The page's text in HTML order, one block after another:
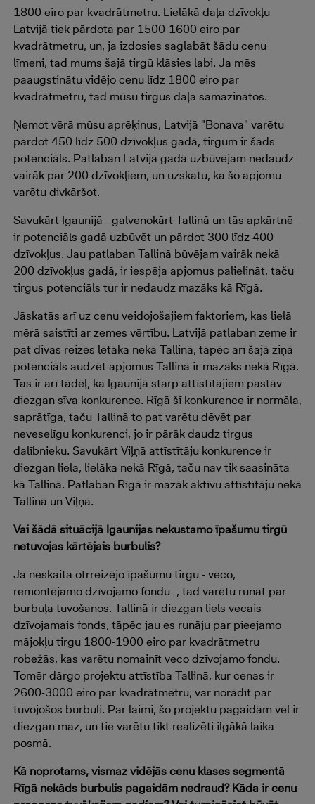
1800 eiro par kvadrātmetru. Lielākā daļa dzīvokļu
Latvijā tiek pārdota par 1500-1600 eiro par
kvadrātmetru, un, ja izdosies saglabāt šādu cenu
līmeni, tad mums šajā tirgū klāsies labi. Ja mēs
paaugstinātu vidējo cenu līdz 1800 eiro par
kvadrātmetru, tad mūsu tirgus daļa samazinātos.
Ņemot vērā mūsu aprēķinus, Latvijā "Bonava" varētu
pārdot 450 līdz 500 dzīvokļus gadā, tirgum ir šāds
potenciāls. Patlaban Latvijā gadā uzbūvējam nedaudz
vairāk par 200 dzīvokļiem, un uzskatu, ka šo apjomu
varētu divkāršot.
Savukārt Igaunijā - galvenokārt Tallinā un tās apkārtnē -
ir potenciāls gadā uzbūvēt un pārdot 300 līdz 400
dzīvokļus. Jau patlaban Tallinā būvējam vairāk nekā
200 dzīvokļus gadā, ir iespēja apjomus palielināt, taču
tirgus potenciāls tur ir nedaudz mazāks kā Rīgā.
Jāskatās arī uz cenu veidojošajiem faktoriem, kas lielā
mērā saistīti ar zemes vērtību. Latvijā patlaban zeme ir
pat divas reizes lētāka nekā Tallinā, tāpēc arī šajā ziņā
potenciāls audzēt apjomus Tallinā ir mazāks nekā Rīgā.
Tas ir arī tādēļ, ka Igaunijā starp attīstītājiem pastāv
diezgan sīva konkurence. Rīgā šī konkurence ir normāla,
saprātīga, taču Tallinā to pat varētu dēvēt par
neveselīgu konkurenci, jo ir pārāk daudz tirgus
dalībnieku. Savukārt Viļņā attīstītāju konkurence ir
diezgan liela, lielāka nekā Rīgā, taču nav tik saasināta
kā Tallinā. Patlaban Rīgā ir mazāk aktīvu attīstītāju nekā
Tallinā un Viļņā.
Vai šādā situācijā Igaunijas nekustamo īpašumu tirgū
netuvojas kārtējais burbulis?
Ja neskaita otrreizējo īpašumu tirgu - veco,
remontējamo dzīvojamo fondu -, tad varētu runāt par
burbuļa tuvošanos. Tallinā ir diezgan liels vecais
dzīvojamais fonds, tāpēc jau es runāju par pieejamo
mājokļu tirgu 1800-1900 eiro par kvadrātmetru
robežās, kas varētu nomainīt veco dzīvojamo fondu.
Tomēr dārgo projektu attīstība Tallinā, kur cenas ir
2600-3000 eiro par kvadrātmetru, var norādīt par
tuvojošos burbuli. Par laimi, šo projektu pagaidām vēl ir
diezgan maz, un tie varētu tikt realizēti ilgākā laika
posmā.
Kā noprotams, vismaz vidējās cenu klases segmentā
Rīgā nekāds burbulis pagaidām nedraud? Kāda ir cenu